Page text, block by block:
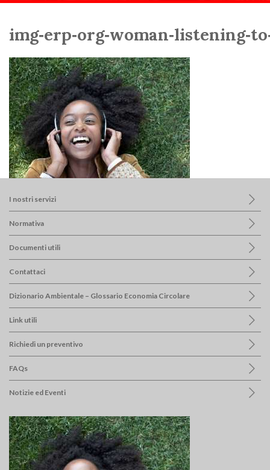
Scorri:Home Consulenza Ambientale img-erp-org-woman-listening-to-
I nostri servizi
Normativa
Documenti utili
Contattaci
Dizionario Ambientale – Glossario Economia Circolare
Link utili
Richiedi un preventivo
FAQs
Notizie ed Eventi